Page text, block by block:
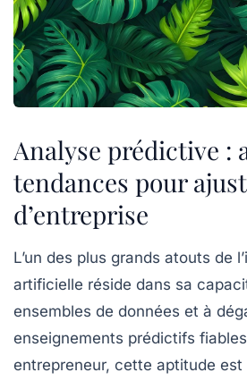
Analyse prédictive :
tendances pour
d’entreprise
L’un des plus grands atouts de
artificielle réside dans sa
ensembles de données et à
enseignements prédictifs
entrepreneur, cette aptitude est